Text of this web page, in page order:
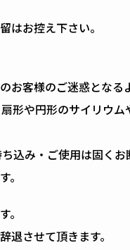
はお控え下さい。
お客様のご迷惑とな
形や円形のサイリウ
込み・ご使用は固くお
。
。
させて頂きます。